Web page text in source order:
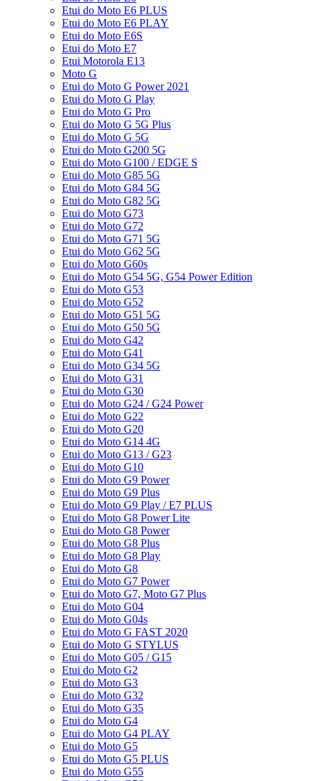
Etui do Moto E6 PLUS
Etui do Moto E6 PLAY
Etui do Moto E6S
Etui do Moto E7
Etui Motorola E13
Moto G
Etui do Moto G Power 2021
Etui do Moto G Play
Etui do Moto G Pro
Etui do Moto G 5G Plus
Etui do Moto G 5G
Etui do Moto G200 5G
Etui do Moto G100 / EDGE S
Etui do Moto G85 5G
Etui do Moto G84 5G
Etui do Moto G82 5G
Etui do Moto G73
Etui do Moto G72
Etui do Moto G71 5G
Etui do Moto G62 5G
Etui do Moto G60s
Etui do Moto G54 5G, G54 Power Edition
Etui do Moto G53
Etui do Moto G52
Etui do Moto G51 5G
Etui do Moto G50 5G
Etui do Moto G42
Etui do Moto G41
Etui do Moto G34 5G
Etui do Moto G31
Etui do Moto G30
Etui do Moto G24 / G24 Power
Etui do Moto G22
Etui do Moto G20
Etui do Moto G14 4G
Etui do Moto G13 / G23
Etui do Moto G10
Etui do Moto G9 Power
Etui do Moto G9 Plus
Etui do Moto G9 Play / E7 PLUS
Etui do Moto G8 Power Lite
Etui do Moto G8 Power
Etui do Moto G8 Plus
Etui do Moto G8 Play
Etui do Moto G8
Etui do Moto G7 Power
Etui do Moto G7, Moto G7 Plus
Etui do Moto G04
Etui do Moto G04s
Etui do Moto G FAST 2020
Etui do Moto G STYLUS
Etui do Moto G05 / G15
Etui do Moto G2
Etui do Moto G3
Etui do Moto G32
Etui do Moto G35
Etui do Moto G4
Etui do Moto G4 PLAY
Etui do Moto G5
Etui do Moto G5 PLUS
Etui do Moto G55